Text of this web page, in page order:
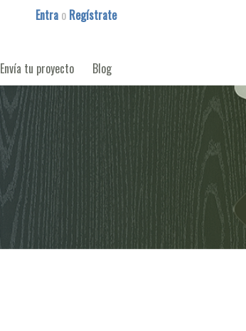
Entra o Regístrate
Envía tu proyecto Blog